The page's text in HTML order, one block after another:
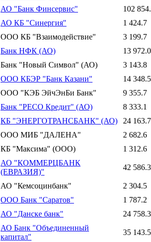
АО "Банк Финсервис"
102
АО КБ "Синергия"
1 424.7
ООО КБ "Взаимодействие"
3 199.7
Банк НФК (АО)
13 972.0
Банк "Новый Символ" (АО)
3 143.8
ООО КБЭР "Банк Казани"
14 348.5
ООО "КЭБ ЭйчЭнБи Банк"
9 355.7
Банк "РЕСО Кредит" (АО)
8 333.1
КБ "ЭНЕРГОТРАНСБАНК" (АО)
24 163.7
ООО МИБ "ДАЛЕНА"
2 682.6
КБ "Максима" (ООО) 1 312.6
АО "КОММЕРЦБАНК
(ЕВРАЗИЯ)"
42 586.3
АО "Кемсоцинбанк"
2 304.5
ООО Банк "Саратов"
1 787.2
АО "Данске банк" 24 758.3
АО Банк "Объединенный
капитал"
35 143.5